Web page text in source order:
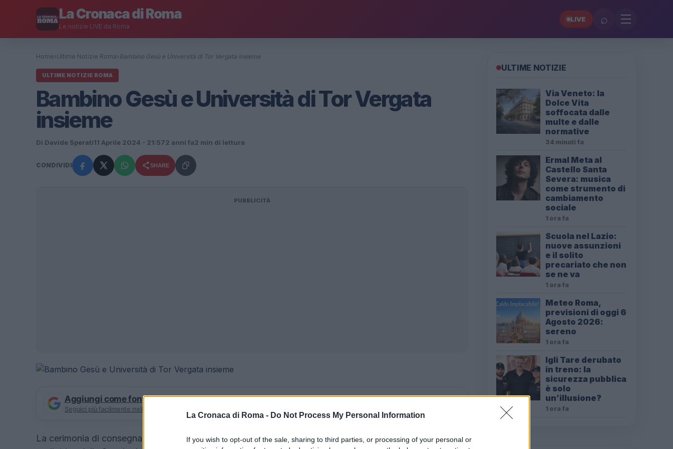
La Cronaca di Roma - Do Not Process My Personal Information
If you wish to opt-out of the sale, sharing to third parties, or processing of your personal or
La Cronaca di Roma
Le notizie LIVE da Roma
LIVE ⌕
Home› Ultime Notizie Roma› Bambino Gesù e Università di Tor Vergata insieme
ULTIME NOTIZIE ROMA
Bambino Gesù e Università di Tor Vergata
insieme
Di Davide Sperati11 Aprile 2024 - 21:572 anni fa2 min di lettura
CONDIVIDI SHARE
PUBBLICITÀ
Aggiungi come fonte preferita su Google
Seguici più facilmente nelle notizie consigliate
La cerimonia di consegna delle pergamene del Corso di laurea in Infermieristica e Infermieristica
ULTIME NOTIZIE
Via Veneto: la
Dolce Vita
soffocata dalle
multe e dalle
normative
34 minuti fa
Ermal Meta al
Castello Santa
Severa: musica
come strumento di
cambiamento
sociale
1 ora fa
Scuola nel Lazio:
nuove assunzioni
e il solito
precariato che non
se ne va
1 ora fa
Meteo Roma,
previsioni di oggi 6
Agosto 2026:
sereno
1 ora fa
Igli Tare derubato
in treno: la
sicurezza pubblica
è solo
un’illusione?
1 ora fa